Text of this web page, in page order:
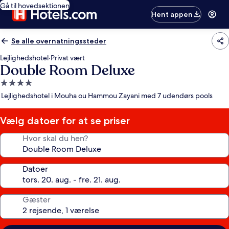
Gå til hovedsektionen
Hent appen
Se alle overnatningssteder
Lejlighedshotel·Privat vært
Double Room Deluxe
4.0-
stjernet
Lejlighedshotel i Mouha ou Hammou Zayani med 7 udendørs pools
Vælg datoer for at se priser
Hvor skal du hen?
Datoer
Gæster